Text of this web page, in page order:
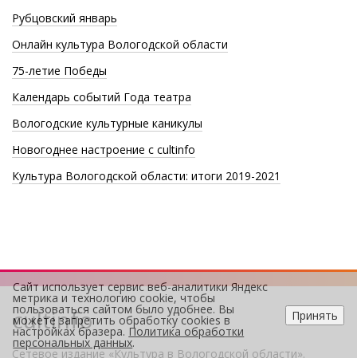
Рубцовский январь
Онлайн культура Вологодской области
75-летие Победы
Календарь событий Года театра
Вологодские культурные каникулы
Новогоднее настроение с cultinfo
Культура Вологодской области: итоги 2019-2021
cultinfo
Сетевое издание «Культура в Вологодской области».
Сайт использует сервис веб-аналитики Яндекс
метрика и технологию cookie, чтобы
пользоваться сайтом было удобнее. Вы
можете запретить обработку cookies в
настройках бразера. Политика обработки
персональных данных.
Принять